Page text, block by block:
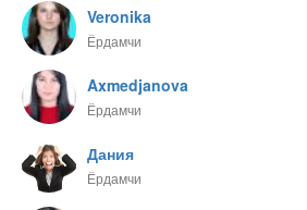
Veronika
Ёрдамчи
Axmedjanova
Ёрдамчи
Дания
Ёрдамчи